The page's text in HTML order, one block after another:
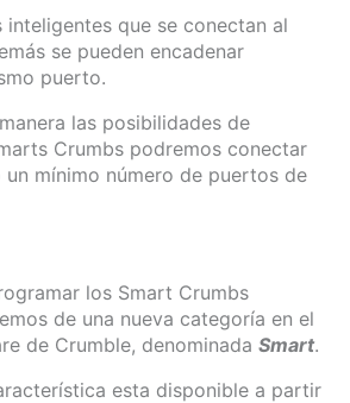
que se conectan al
se pueden encadenar
puerto.
las posibilidades de
Crumbs podremos conectar
mínimo número de puertos de
los Smart Crumbs
de una nueva categoría en el
de Crumble, denominada Smart.
esta disponible a partir